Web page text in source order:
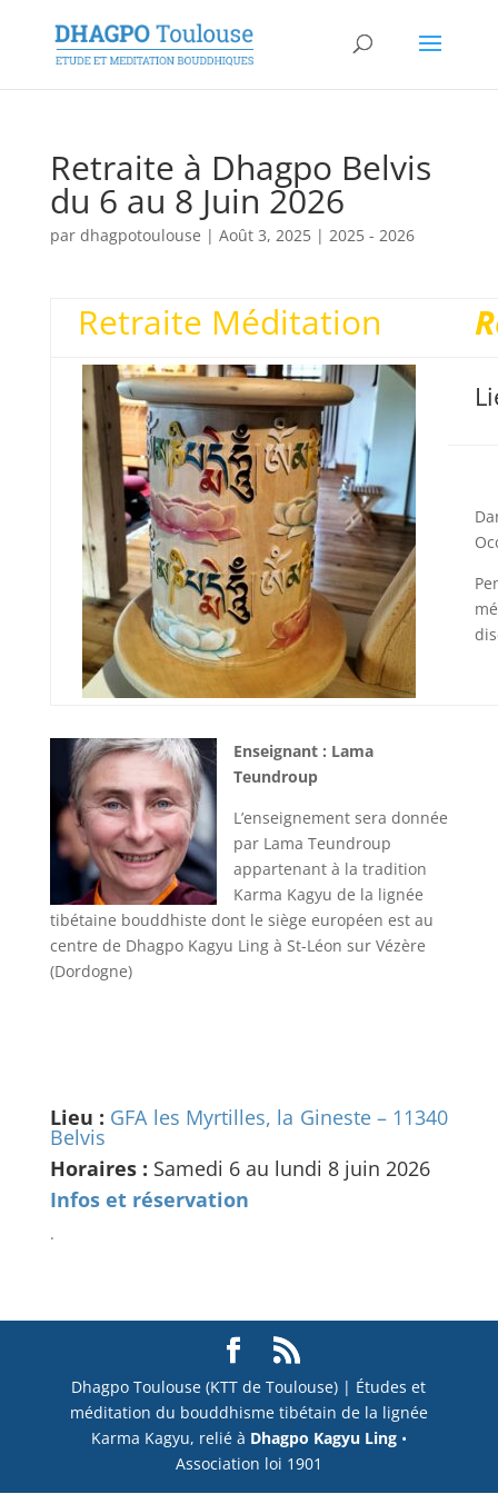
Retraite à Dhagpo Belvis
du 6 au 8 Juin 2026
par dhagpotoulouse | Août 3, 2025| 2025 - 2026
Retraite Méditation
Enseignant : Lama
Teundroup
L’enseignement sera donnée
par Lama Teundroup
appartenant à la tradition
Karma Kagyu de la lignée
tibétaine bouddhiste dont le siège européen est au
centre de Dhagpo Kagyu Ling à St-Léon sur Vézère
(Dordogne)
Lieu : GFA les Myrtilles, la Gineste – 11340
Belvis
Horaires : Samedi 6 au lundi 8 juin 2026
Infos et réservation
.
Dhagpo Toulouse (KTT de Toulouse) | Études et
méditation du bouddhisme tibétain de la lignée
Karma Kagyu, relié à Dhagpo Kagyu Ling•
Association loi 1901